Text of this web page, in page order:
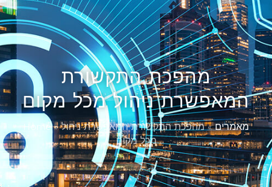
מהפכת התקשורת
המאפשרת ניהול מכל מקום
Home» מאמרים»מהפכת התקשורת המאפשרת ניהול
מכל מקום